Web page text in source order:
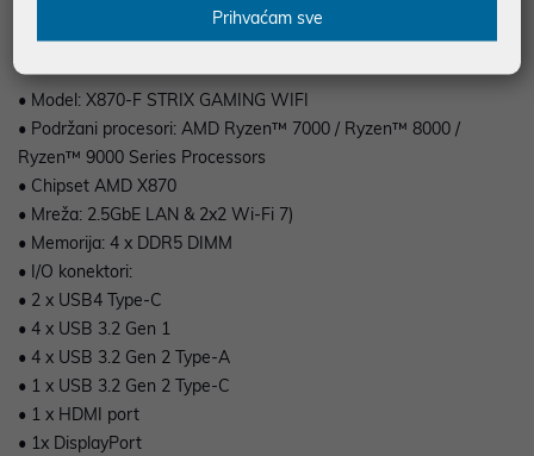
• Model: X870-F STRIX GAMING WIFI
• Podržani procesori: AMD Ryzen™ 7000 / Ryzen™ 8000 /
Ryzen™ 9000 Series Processors
• Chipset AMD X870
• Mreža: 2.5GbE LAN & 2x2 Wi-Fi 7)
• Memorija: 4 x DDR5 DIMM
• I/O konektori:
• 2 x USB4 Type-C
• 4 x USB 3.2 Gen 1
• 4 x USB 3.2 Gen 2 Type-A
• 1 x USB 3.2 Gen 2 Type-C
• 1 x HDMI port
• 1x DisplayPort
Prihvaćam sve